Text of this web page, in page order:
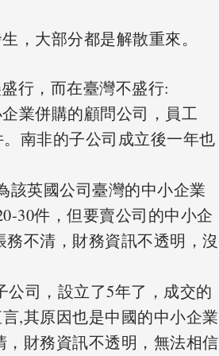
，大部分都是解散重來。
行，而在臺灣不盛行:
業併購的顧問公司，員工
南非的子公司成立後一年也
該英國公司臺灣的中小企業
30件，但要賣公司的中小企
不清，財務資訊不透明，沒
司，設立了5年了，成交的
,其原因也是中國的中小企業
財務資訊不透明，無法相信